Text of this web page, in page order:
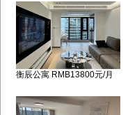
衡辰公寓 RMB13800元/月